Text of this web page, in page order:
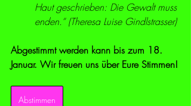
Haut geschrieben: Die Gewalt muss
enden.“ (Theresa Luise Gindlstrasser)
Abgestimmt werden kann bis zum 18.
Januar. Wir freuen uns über Eure Stimmen!
Abstimmen